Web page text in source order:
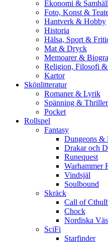
Ekonomi &
Foto, Konst &
Hantverk & Hobby
Historia
Hälsa, Sport &
Mat & Dryck
Memoarer &
Religion, Filosofi &
Kartor
Skönlitteratur
Romaner & Lyrik
Spänning &
Pocket
Rollspel
Fantasy
Dungeons &
Drakar och
Runequest
Warhammer
Vindsjäl
Soulbound
Skräck
Call of
Chock
Nordiska
SciFi
Starfinder